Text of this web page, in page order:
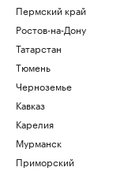
Пермский край
Ростов-на-Дону
Татарстан
Тюмень
Черноземье
Кавказ
Карелия
Мурманск
Приморский